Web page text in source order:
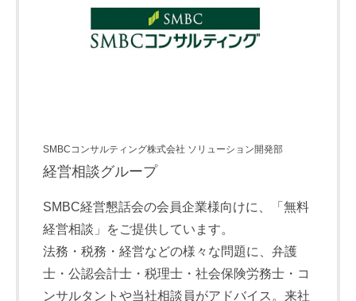
SMBCコンサルティング株式会社 ソリューション開発部
経営相談グループ
SMBC経営懇話会の会員企業様向けに、「無料
経営相談」をご提供しています。
法務・税務・経営などの様々な問題に、弁護
士・公認会計士・税理士・社会保険労務士・コ
ンサルタントや当社相談員がアドバイス。来社